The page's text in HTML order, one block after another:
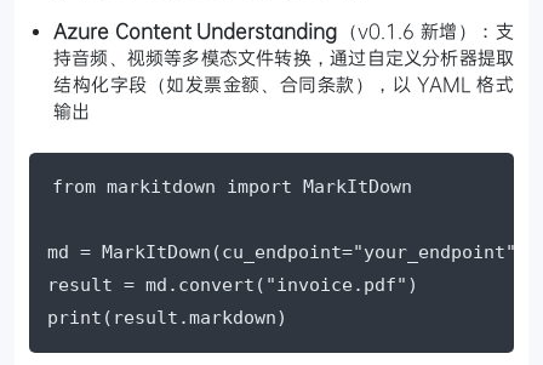
Azure Content Understanding （v0.1.6 新增）：支
持音频、视频等多模态文件转换，通过自定义分析器提取
结构化字段（如发票金额、合同条款），以 YAML 格式
输出
from markitdown import MarkItDown
md = MarkItDown(cu_endpoint="your_endpoint")
result = md.convert("invoice.pdf")
print(result.markdown)